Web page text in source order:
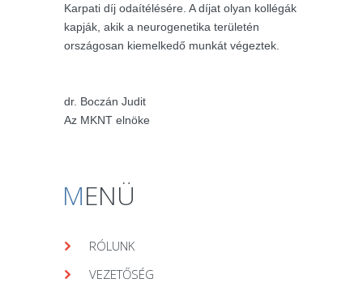
Karpati díj odaítélésére. A díjat olyan kollégák
kapják, akik a neurogenetika területén
országosan kiemelkedő munkát végeztek.
dr. Boczán Judit
Az MKNT elnöke
MENÜ
RÓLUNK
VEZETŐSÉG